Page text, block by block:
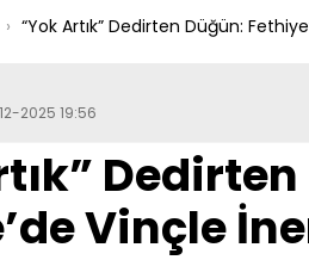
“Yok Artık” Dedirten Düğün:
2025 19:56
Vinçle